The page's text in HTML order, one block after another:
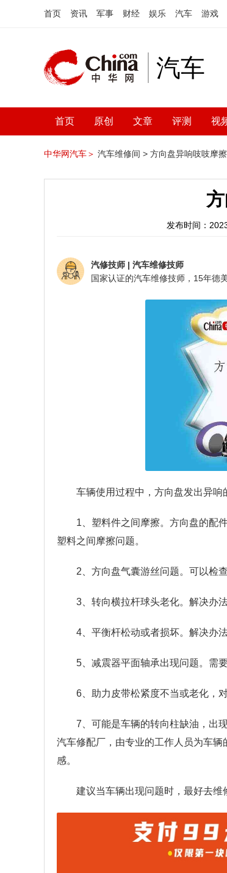
首页 资讯 军事 财经 娱乐 汽车 游戏
汽车
首页 原创 文章 评测 视
中华网汽车＞ 汽车维修间 > 方向盘异响吱吱摩
发布时间：
汽修技师 | 汽车维修技师
车辆使用过程中，方向盘发出异响
1、塑料件之间摩擦。方向盘的配
塑料之间摩擦问题。
2、方向盘气囊游丝问题。可以检
3、转向横拉杆球头老化。解决办
4、平衡杆松动或者损坏。解决办
5、减震器平面轴承出现问题。需
6、助力皮带松紧度不当或老化，
7、可能是车辆的转向柱缺油，出
汽车修配厂，由专业的工作人员为车
感。
建议当车辆出现问题时，最好去维